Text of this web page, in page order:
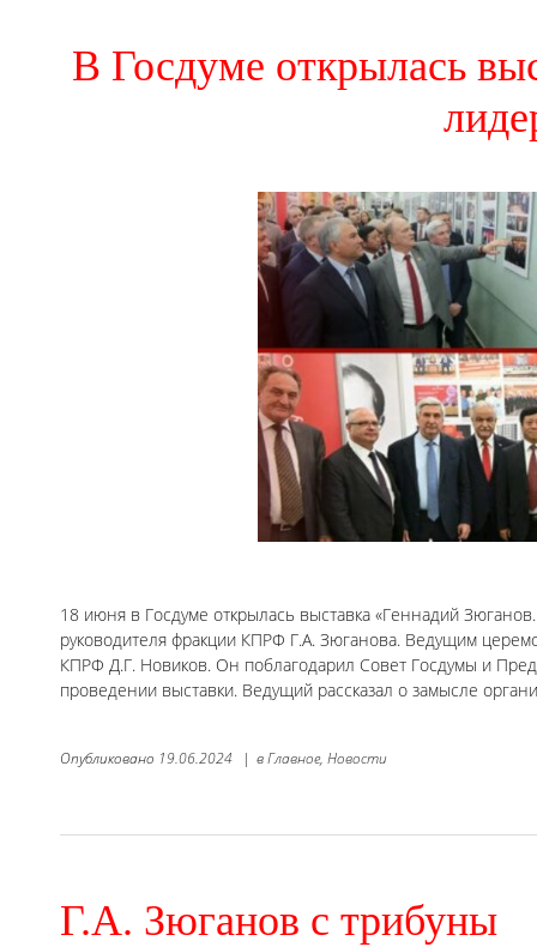
В Госдуме открылась
18 июня в Госдуме открылась выставка «Геннадий
руководителя фракции КПРФ Г.А. Зюганова. Ведущим
КПРФ Д.Г. Новиков. Он поблагодарил Совет Госдумы и
проведении выставки. Ведущий рассказал о замысле
Опубликовано 19.06.2024 | вГлавное, Новости
Г.А. Зюганов с трибуны